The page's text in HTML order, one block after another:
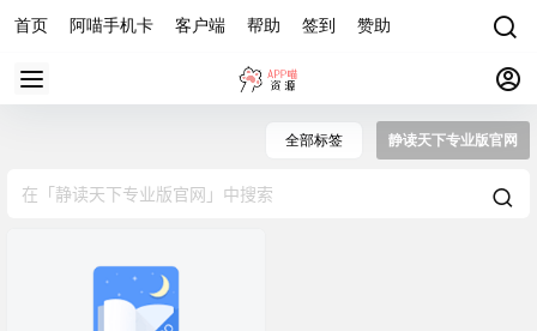
首页 阿喵手机卡 客户端 帮助 签到 赞助
全部标签 静读天下专业版官网